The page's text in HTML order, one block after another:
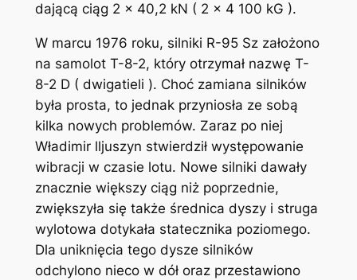
dającą ciąg 2 x 40,2 kN ( 2 x 4 100 kG ).
W marcu 1976 roku, silniki R-95 Sz założono
na samolot T-8-2, który otrzymał nazwę T-
8-2 D ( dwigatieli ). Choć zamiana silników
była prosta, to jednak przyniosła ze sobą
kilka nowych problemów. Zaraz po niej
Władimir ll­juszyn stwierdził występowanie
wibracji w czasie lotu. Nowe silniki dawały
znacznie większy ciąg niż poprzednie,
zwiększyła się także średnica dyszy i struga
wylotowa dotykała statecznika poziomego.
Dla uniknięcia tego dysze silników
odchylono nieco w dół oraz przestawiono